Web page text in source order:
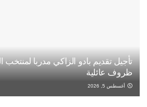
تأجيل تقديم بادو الزاكي مدربا
ظروف عائلية
أغسطس 5, 2026